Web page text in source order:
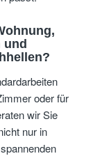
und
oder für
wir Sie
nur in